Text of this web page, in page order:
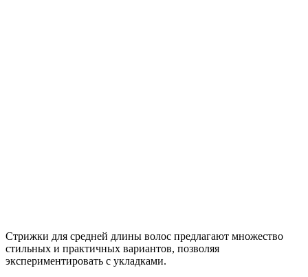
Стрижки для средней длины волос предлагают множество
стильных и практичных вариантов, позволяя
экспериментировать с укладками.